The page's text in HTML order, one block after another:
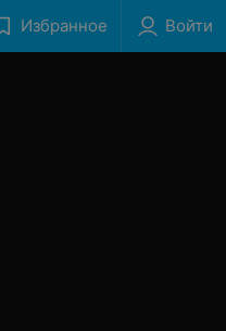
Избранное Войти